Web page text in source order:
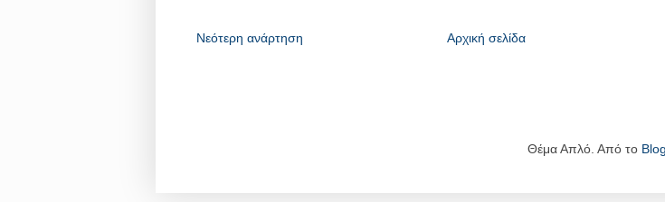
Νεότερη ανάρτηση Αρχική σελίδα
Θέμα Απλό. Από το